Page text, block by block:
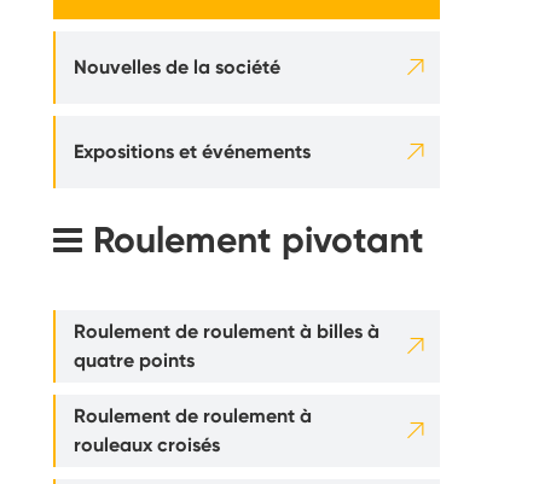
Nouvelles de la société 
Expositions et événements 
Roulement pivotant
Roulement de roulement à billes à
quatre points

Roulement de roulement à
rouleaux croisés
